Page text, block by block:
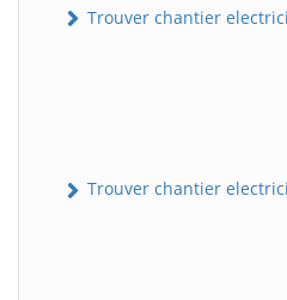
Trouver chantier
Trouver chantier